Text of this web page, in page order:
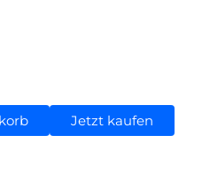
Jetzt kaufen